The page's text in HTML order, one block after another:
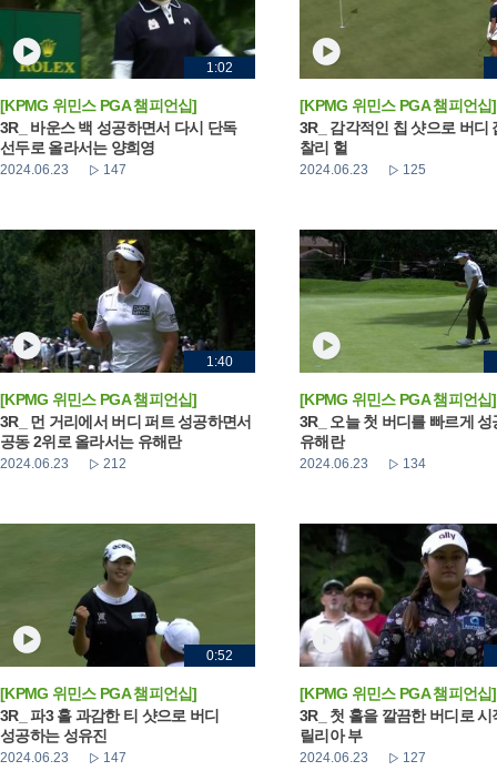
1:02
[KPMG 위민스 PGA 챔피언십]
3R_ 바운스 백 성공하면서 다시 단독
선두로 올라서는 양희영
2024.06.23 147
[KPMG 위민스 PGA 챔피언십]
3R_ 감각적인 칩 샷으로 버디
찰리 헐
2024.06.23 125
1:40
[KPMG 위민스 PGA 챔피언십]
3R_ 먼 거리에서 버디 퍼트 성공하면서
공동 2위로 올라서는 유해란
2024.06.23 212
[KPMG 위민스 PGA 챔피언십]
3R_ 오늘 첫 버디를 빠르게 성
유해란
2024.06.23 134
0:52
[KPMG 위민스 PGA 챔피언십]
3R_ 파3 홀 과감한 티 샷으로 버디
성공하는 성유진
2024.06.23 147
[KPMG 위민스 PGA 챔피언십]
3R_ 첫 홀을 깔끔한 버디로 시
릴리아 부
2024.06.23 127